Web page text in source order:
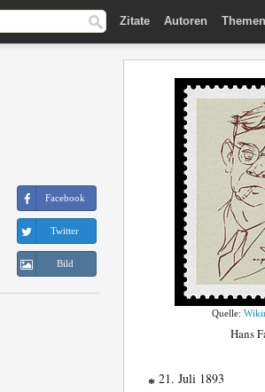
Zitate Autoren Themen
Facebook
Twitter
Bild
Quelle:
Hans
* 21. Juli 1893